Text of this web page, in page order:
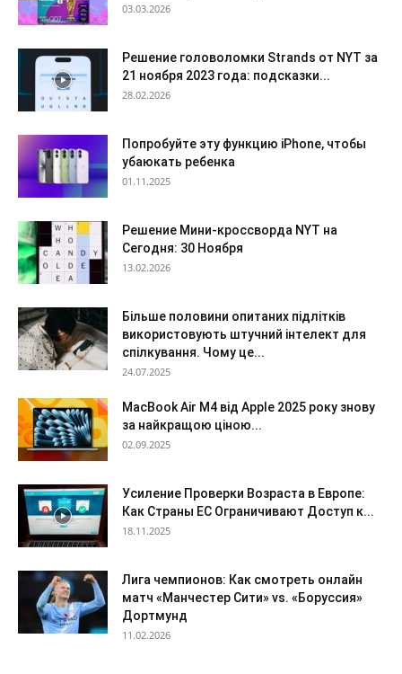
03.03.2026
Решение головоломки Strands от NYT за
21 ноября 2023 года: подсказки...
28.02.2026
Попробуйте эту функцию iPhone, чтобы
убаюкать ребенка
01.11.2025
Решение Мини-кроссворда NYT на
Сегодня: 30 Ноября
13.02.2026
Більше половини опитаних підлітків
використовують штучний інтелект для
спілкування. Чому це...
24.07.2025
MacBook Air M4 від Apple 2025 року знову
за найкращою ціною...
02.09.2025
Усиление Проверки Возраста в Европе:
Как Страны ЕС Ограничивают Доступ к...
18.11.2025
Лига чемпионов: Как смотреть онлайн
матч «Манчестер Сити» vs. «Боруссия»
Дортмунд
11.02.2026